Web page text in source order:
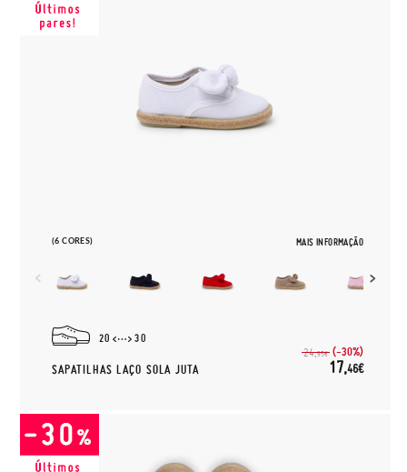
(6 CORES) MAIS INFORMAÇÃO
20 30
SAPATILHAS LAÇO SOLA JUTA
24,95€ (-30%)
17,46€